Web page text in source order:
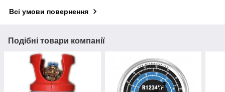
Всі умови повернення
Подібні товари компанії